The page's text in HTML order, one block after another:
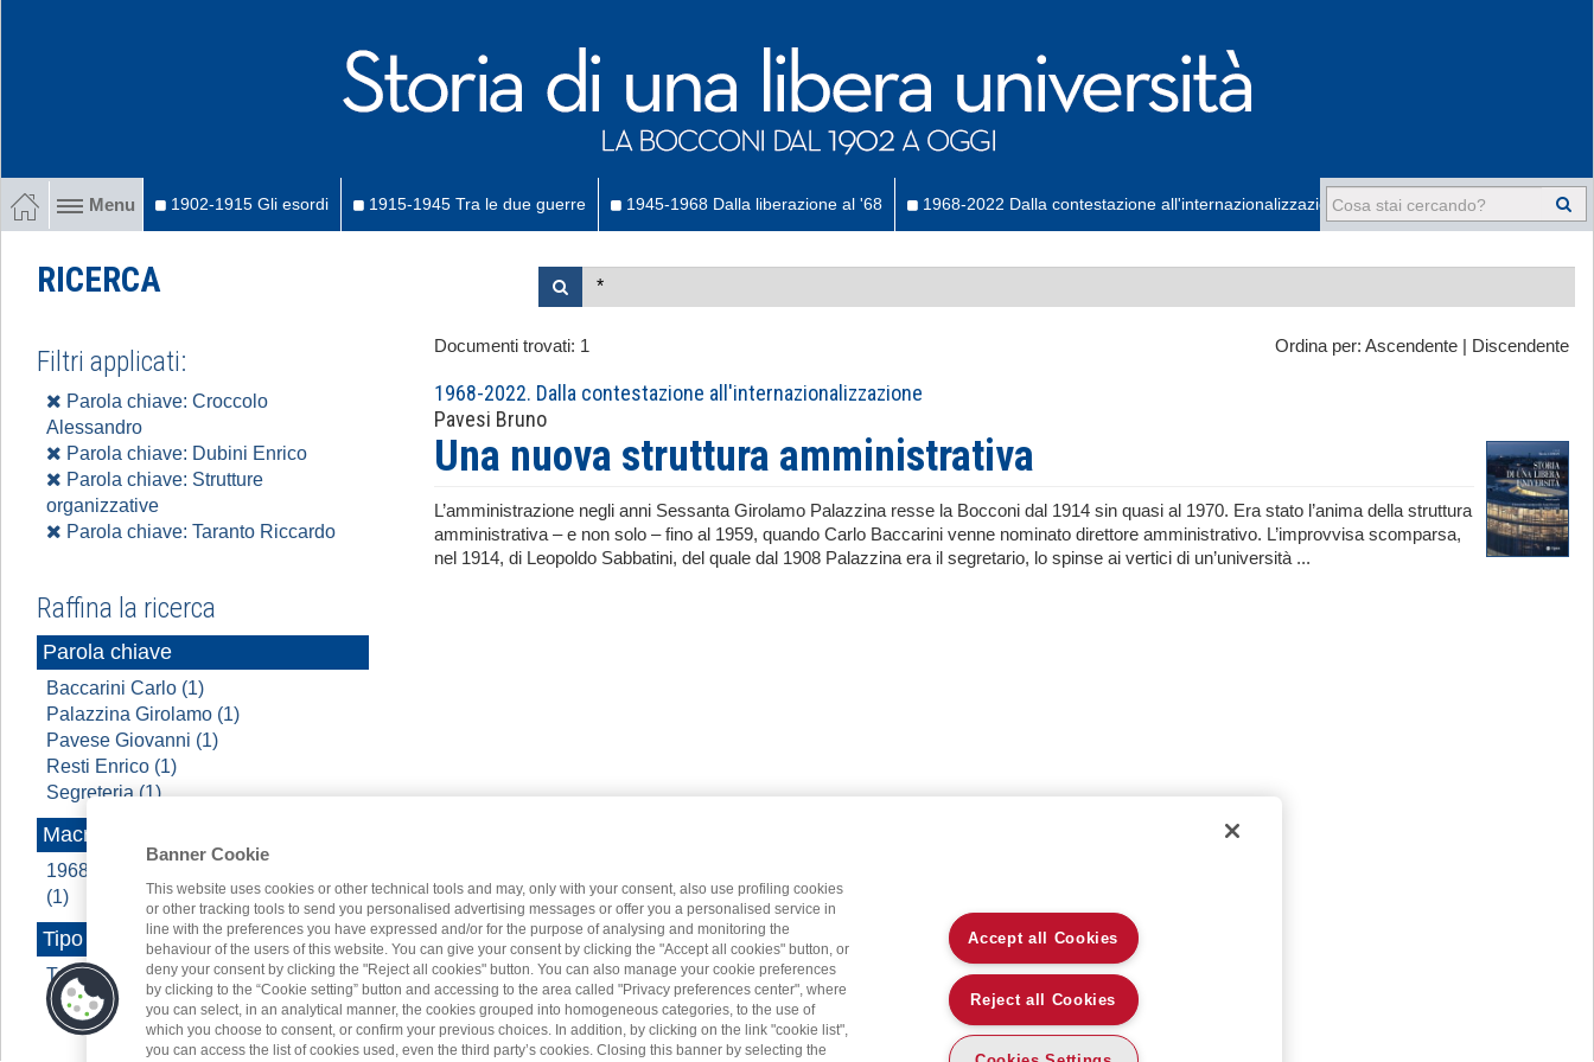
Menu 1902-1915 Gli esordi 1915-1945 Tra le due guerre 1945-1968 Dalla liberazione al '68 1968-2022 Dalla contestazione all'internazionalizzazione -
RICERCA
Ordina per: Ascendente Discendente
Documenti trovati: 1
1968-2022. Dalla contestazione all'internazionalizzazione
Pavesi Bruno
Una nuova struttura amministrativa
L’amministrazione negli anni Sessanta Girolamo Palazzina resse la Bocconi dal 1914 sin quasi al 1970. Era stato l’anima della struttura
amministrativa – e non solo – fino al 1959, quando Carlo Baccarini venne nominato direttore amministrativo. L’improvvisa scomparsa,
nel 1914, di Leopoldo Sabbatini, del quale dal 1908 Palazzina era il segretario, lo spinse ai vertici di un’università ...
Filtri applicati:
Parola chiave: Croccolo
Alessandro
Parola chiave: Dubini Enrico
Parola chiave: Strutture
organizzative
Parola chiave: Taranto Riccardo
Raffina la ricerca
Parola chiave
Baccarini Carlo (1)
Palazzina Girolamo (1)
Pavese Giovanni (1)
Resti Enrico (1)
Segreteria (1)
Macroarea
1968 - 2022 A cavallo di due secoli
(1)
Tipo contenuto
Testo (1)
Banner Cookie
This website uses cookies or other technical tools and may, only with your consent, also use profiling cookies
or other tracking tools to send you personalised advertising messages or offer you a personalised service in
line with the preferences you have expressed and/or for the purpose of analysing and monitoring the
behaviour of the users of this website. You can give your consent by clicking the "Accept all cookies" button, or
deny your consent by clicking the "Reject all cookies" button. You can also manage your cookie preferences
by clicking to the “Cookie setting” button and accessing to the area called "Privacy preferences center", where
you can select, in an analytical manner, the cookies grouped into homogeneous categories, to the use of
which you choose to consent, or confirm your previous choices. In addition, by clicking on the link "cookie list",
you can access the list of cookies used, even the third party’s cookies. Closing this banner by selecting the
Accept all Cookies
Reject all Cookies